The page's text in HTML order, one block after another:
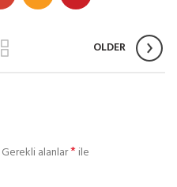
OLDER
Gerekli alanlar*ile